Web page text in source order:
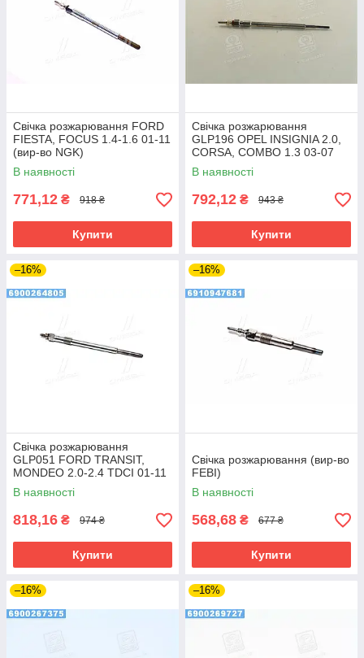
Свічка розжарювання FORD
FIESTA, FOCUS 1.4-1.6 01-11
(вир-во NGK)
В наявності
771,12 ₴ 918 ₴
Купити
Свічка розжарювання
GLP196 OPEL INSIGNIA 2.0,
CORSA, COMBO 1.3 03-07
(вир-во BOSCH)
В наявності
792,12 ₴ 943 ₴
Купити
–16%
Свічка розжарювання
GLP051 FORD TRANSIT,
MONDEO 2.0-2.4 TDCI 01-11
(вир-во BOSCH)
В наявності
818,16 ₴ 974 ₴
Купити
–16%
Свічка розжарювання (вир-во
FEBI)
В наявності
568,68 ₴ 677 ₴
Купити
–16% –16%